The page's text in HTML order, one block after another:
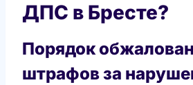
ДПС в Бресте?
Порядок
штрафов за